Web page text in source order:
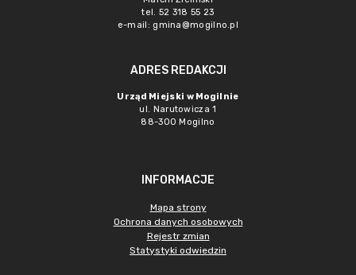
tel. 52 318 55 23
e-mail: gmina@mogilno.pl
ADRES REDAKCJI
Urząd Miejski w Mogilnie
ul. Narutowicza 1
88-300 Mogilno
INFORMACJE
Mapa strony
Ochrona danych osobowych
Rejestr zmian
Statystyki odwiedzin